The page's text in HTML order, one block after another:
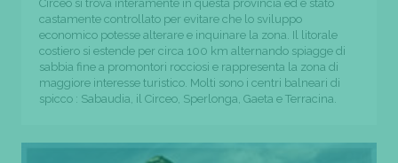
Circeo si trova interamente in questa provincia ed è stato
castamente controllato per evitare che lo sviluppo
economico potesse alterare e inquinare la zona. Il litorale
costiero si estende per circa 100 km alternando spiagge di
sabbia fine a promontori rocciosi e rappresenta la zona di
maggiore interesse turistico. Molti sono i centri balneari di
spicco : Sabaudia, il Circeo, Sperlonga, Gaeta e Terracina.